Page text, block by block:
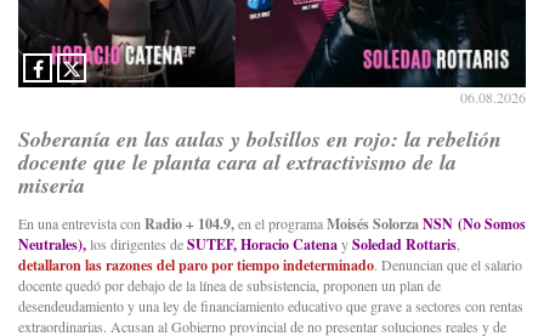
06.08.2026
Soberanía en las aulas y bolsillos en rojo: la rebelión
docente que le planta cara al extractivismo de la
miseria
En una entrevista con Radio + 104.9,en el programaMoisés SolorzaNSN (No Somos
Neutrales),los dirigentes deSUTEF, Horacio CatenaySoledad Rottaris
detallaron las razones del paro por tiempo indeterminado. Denuncian que el salario
docente quedó por debajo de la línea de subsistencia, proponen un plan de
desendeudamiento y una ley de financiamiento educativo que grave a sectores con rentas
extraordinarias. Acusan al Gobierno provincial de no presentar soluciones reales y de